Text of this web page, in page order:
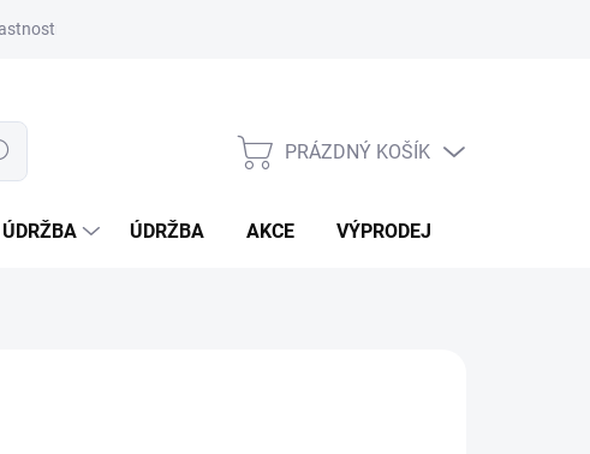
bambusu
NÁKUPNÍ
PRÁZDNÝ KOŠÍK
ÚDRŽBA AKCE VÝPRODEJ